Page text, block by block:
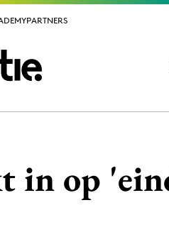
PARTNERS
PARTNERS
in op